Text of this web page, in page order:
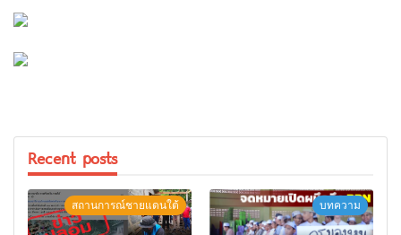
Recent posts
สถานการณ์ชายแดนใต้ บทความ